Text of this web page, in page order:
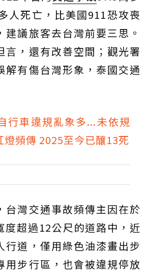
人死亡，比美國911恐攻喪
建議旅客去台灣前要三思。
言，還有改善空間；觀光署
解有傷台灣形象，泰國交通
行車違規亂象多...未依規
燈頻傳 2025至今已釀13死
台灣交通事故頻傳主因在於
度超過12公尺的道路中，近
行道，僅用綠色油漆畫出步
用步行區，也會被違規停放